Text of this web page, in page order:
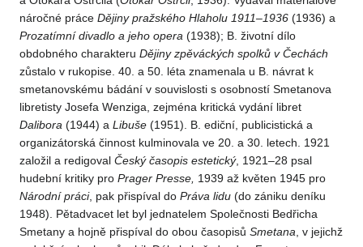
náročné práce Dějiny pražského Hlaholu 1911–1936 (1936) a
Prozatímní divadlo a jeho opera (1938); B. životní dílo
obdobného charakteru Dějiny zpěváckých spolků v Čechách
zůstalo v rukopise. 40. a 50. léta znamenala u B. návrat k
smetanovskému bádání v souvislosti s osobností Smetanova
libretisty Josefa Wenziga, zejména kritická vydání libret
Dalibora (1944) a Libuše (1951). B. ediční, publicistická a
organizátorská činnost kulminovala ve 20. a 30. letech. 1921
založil a redigoval Český časopis estetický, 1921–28 psal
hudební kritiky pro Prager Presse, 1939 až květen 1945 pro
Národní práci, pak přispíval do Práva lidu (do zániku deníku
1948). Pětadvacet let byl jednatelem Společnosti Bedřicha
Smetany a hojně přispíval do obou časopisů Smetana , v jejichž